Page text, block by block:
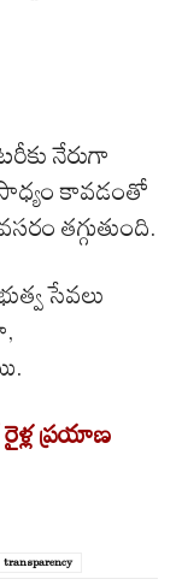
నేరుగా
సాధ్యం కావడంతో
తగ్గుతుంది.
సేవలు
ప్రయాణ
transparency